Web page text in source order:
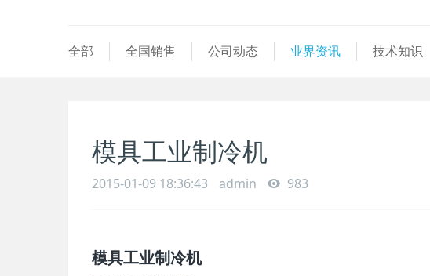
全部 全国销售 公司动态 业界资讯 技术知识
模具工业制冷机
2015-01-09 18:36:43 admin 983
模具工业制冷机